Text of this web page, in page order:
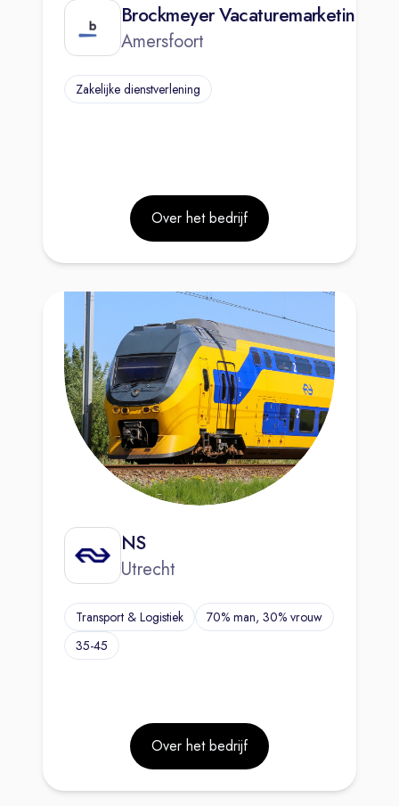
Brockmeyer Vacaturemarketing
Amersfoort
Zakelijke dienstverlening
Over het bedrijf
NS
Utrecht
Transport & Logistiek
70% man, 30% vrouw
35-45
Over het bedrijf